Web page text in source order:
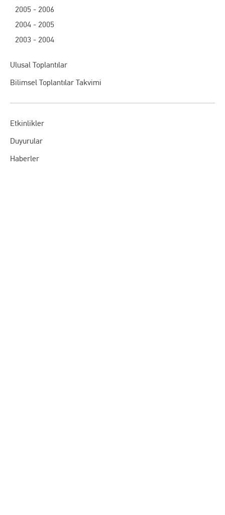
2005 - 2006
2004 - 2005
2003 - 2004
Ulusal Toplantılar
Bilimsel Toplantılar Takvimi
Etkinlikler
Duyurular
Haberler